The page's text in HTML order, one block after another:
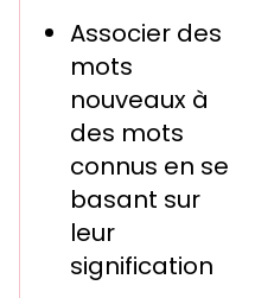
Associer des
mots
nouveaux à
des mots
connus en se
basant sur
leur
signification